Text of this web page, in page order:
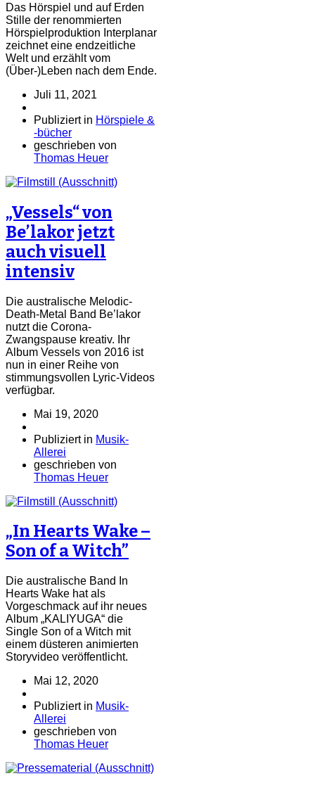
Das Hörspiel und auf Erden
Stille der renommierten
Hörspielproduktion Interplanar
zeichnet eine endzeitliche
Welt und erzählt vom
(Über-)Leben nach dem Ende.
Juli 11, 2021
Publiziert in Hörspiele &
-bücher
geschrieben von
Thomas Heuer
„Vessels“ von
Be’lakor jetzt
auch visuell
intensiv
Die australische Melodic-
Death-Metal Band Be’lakor
nutzt die Corona-
Zwangspause kreativ. Ihr
Album Vessels von 2016 ist
nun in einer Reihe von
stimmungsvollen Lyric-Videos
verfügbar.
Mai 19, 2020
Publiziert in Musik-
Allerei
geschrieben von
Thomas Heuer
„In Hearts Wake –
Son of a Witch”
Die australische Band In
Hearts Wake hat als
Vorgeschmack auf ihr neues
Album „KALIYUGA“ die
Single Son of a Witch mit
einem düsteren animierten
Storyvideo veröffentlicht.
Mai 12, 2020
Publiziert in Musik-
Allerei
geschrieben von
Thomas Heuer